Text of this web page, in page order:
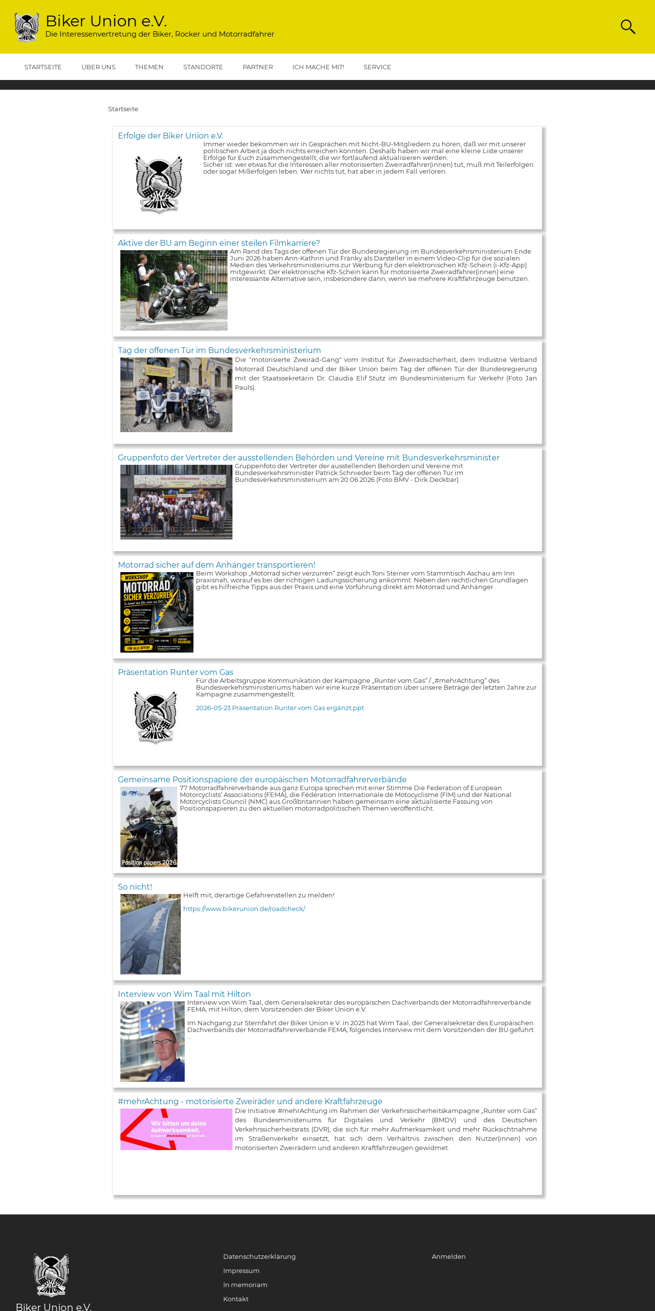
Inhalt
Biker Union e.V.
Die Interessenvertretung der Biker, Rocker und Motorradfahrer
STARTSEITE ÜBER UNS THEMEN STANDORTE PARTNER ICH MACHE MIT! SERVICE
Startseite
Erfolge der Biker Union e.V.
Immer wieder bekommen wir in Gesprächen mit Nicht-BU-Mitgliedern zu hören, daß wir mit unserer
politischen Arbeit ja doch nichts erreichen könnten. Deshalb haben wir mal eine kleine Liste unserer
Erfolge für Euch zusammengestellt, die wir fortlaufend aktualisieren werden.
Sicher ist: wer etwas für die Interessen aller motorisierten Zweiradfahrer(innen) tut, muß mit Teilerfolgen
oder sogar Mißerfolgen leben. Wer nichts tut, hat aber in jedem Fall verloren.
Aktive der BU am Beginn einer steilen Filmkarriere?
Am Rand des Tags der offenen Tür der Bundesregierung im Bundesverkehrsministerium Ende
Juni 2026 haben Ann-Kathrin und Fränky als Darsteller in einem Video-Clip für die sozialen
Medien des Verkehrsministeriums zur Werbung für den elektronischen Kfz-Schein (i-Kfz-App)
mitgewirkt. Der elektronische Kfz-Schein kann für motorisierte Zweiradfahrer(innen) eine
interessante Alternative sein, insbesondere dann, wenn sie mehrere Kraftfahrzeuge benutzen.
Tag der offenen Tür im Bundesverkehrsministerium
Die "motorisierte Zweirad-Gang" vom Institut für Zweiradsicherheit, dem Industrie Verband
Motorrad Deutschland und der Biker Union beim Tag der offenen Tür der Bundesregierung
mit der Staatssekretärin Dr. Claudia Elif Stutz im Bundesministerium für Verkehr (Foto Jan
Pauls).
Gruppenfoto der Vertreter der ausstellenden Behörden und Vereine mit Bundesverkehrsminister
Gruppenfoto der Vertreter der ausstellenden Behörden und Vereine mit
Bundesverkehrsminister Patrick Schnieder beim Tag der offenen Tür im
Bundesverkehrsministerium am 20.06.2026 (Foto BMV - Dirk Deckbar).
Motorrad sicher auf dem Anhänger transportieren!
Beim Workshop „Motorrad sicher verzurren“ zeigt euch Toni Steiner vom Stammtisch Aschau am Inn
praxisnah, worauf es bei der richtigen Ladungssicherung ankommt. Neben den rechtlichen Grundlagen
gibt es hilfreiche Tipps aus der Praxis und eine Vorführung direkt am Motorrad und Anhänger.
Präsentation Runter vom Gas
Für die Arbeitsgruppe Kommunikation der Kampagne „Runter vom Gas“ / „#mehrAchtung“ des
Bundesverkehrsministeriums haben wir eine kurze Präsentation über unsere Beträge der letzten Jahre zur
Kampagne zusammengestellt.
2026-05-23 Präsentation Runter vom Gas ergänzt.ppt
Gemeinsame Positionspapiere der europäischen Motorradfahrerverbände
77 Motorradfahrerverbände aus ganz Europa sprechen mit einer Stimme Die Federation of European
Motorcyclists’ Associations (FEMA), die Fédération Internationale de Motocyclisme (FIM) und der National
Motorcyclists Council (NMC) aus Großbritannien haben gemeinsam eine aktualisierte Fassung von
Positionspapieren zu den aktuellen motorradpolitischen Themen veröffentlicht.
So nicht!
Helft mit, derartige Gefahrenstellen zu melden!
https://www.bikerunion.de/roadcheck/
Interview von Wim Taal mit Hilton
Interview von Wim Taal, dem Generalsekretär des europäischen Dachverbands der Motorradfahrerverbände
FEMA, mit Hilton, dem Vorsitzenden der Biker Union e.V.
Im Nachgang zur Sternfahrt der Biker Union e.V. in 2025 hat Wim Taal, der Generalsekretär des Europäischen
Dachverbands der Motorradfahrerverbände FEMA, folgendes Interview mit dem Vorsitzenden der BU geführt
#mehrAchtung - motorisierte Zweiräder und andere Kraftfahrzeuge
Die Initiative #mehrAchtung im Rahmen der Verkehrssicherheitskampagne „Runter vom Gas“
des Bundesministeriums für Digitales und Verkehr (BMDV) und des Deutschen
Verkehrssicherheitsrats (DVR), die sich für mehr Aufmerksamkeit und mehr Rücksichtnahme
im Straßenverkehr einsetzt, hat sich dem Verhältnis zwischen den Nutzer(innen) von
motorisierten Zweirädern und anderen Kraftfahrzeugen gewidmet.
Biker Union e.V.
Datenschutzerklärung
Impressum
In memoriam
Kontakt
Anmelden